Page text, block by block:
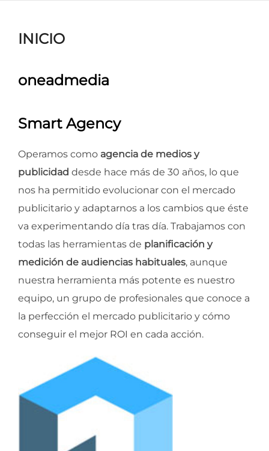
INICIO
oneadmedia
Smart Agency
Operamos como agencia de medios y
publicidad desde hace más de 30 años, lo que
nos ha permitido evolucionar con el mercado
publicitario y adaptarnos a los cambios que éste
va experimentando día tras día. Trabajamos con
todas las herramientas de planificación y
medición de audiencias habituales, aunque
nuestra herramienta más potente es nuestro
equipo, un grupo de profesionales que conoce a
la perfección el mercado publicitario y cómo
conseguir el mejor ROI en cada acción.